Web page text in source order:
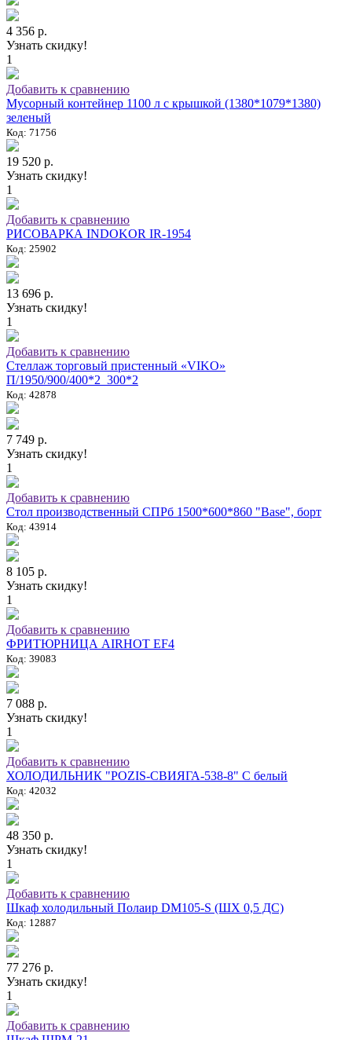
4 356 р.
Узнать скидку!
1
Добавить к сравнению
Мусорный контейнер 1100 л с крышкой (1380*1079*1380)
зеленый
Код: 71756
19 520 р.
Узнать скидку!
1
Добавить к сравнению
РИСОВАРКА INDOKOR IR-1954
Код: 25902
13 696 р.
Узнать скидку!
1
Добавить к сравнению
Стеллаж торговый пристенный «VIKO»
П/1950/900/400*2_300*2
Код: 42878
7 749 р.
Узнать скидку!
1
Добавить к сравнению
Стол производственный СПРб 1500*600*860 "Base", борт
Код: 43914
8 105 р.
Узнать скидку!
1
Добавить к сравнению
ФРИТЮРНИЦА AIRHOT EF4
Код: 39083
7 088 р.
Узнать скидку!
1
Добавить к сравнению
ХОЛОДИЛЬНИК "POZIS-СВИЯГА-538-8" C белый
Код: 42032
48 350 р.
Узнать скидку!
1
Добавить к сравнению
Шкаф холодильный Полаир DM105-S (ШХ 0,5 ДС)
Код: 12887
77 276 р.
Узнать скидку!
1
Добавить к сравнению